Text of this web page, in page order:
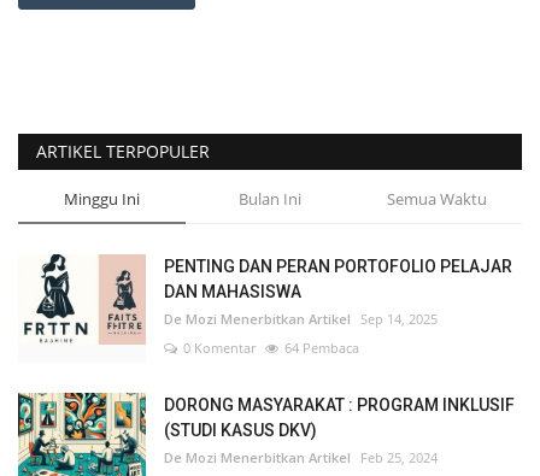
ARTIKEL TERPOPULER
Minggu Ini Bulan Ini Semua Waktu
PENTING DAN PERAN PORTOFOLIO PELAJAR
DAN MAHASISWA
De Mozi Menerbitkan Artikel Sep 14, 2025
0 Komentar
64 Pembaca
DORONG MASYARAKAT : PROGRAM INKLUSIF
(STUDI KASUS DKV)
De Mozi Menerbitkan Artikel
Feb 25, 2024